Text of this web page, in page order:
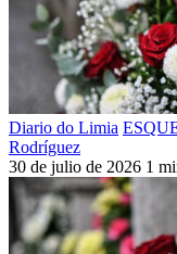
Diario do Limia
Rodríguez
30 de julio de 2026 1